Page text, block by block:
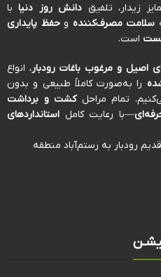
زیدار، تلفیق دانش روز دنیابا
سلامت مصرف‌کننده وحفظ پایداری
است.
اصیل و مرغوب باغات رودبار، انواع
را به‌صورت کاملاً طبیعی و بدون
تمام مراحلکشت و برداشت
—با رعایت کامل استانداردهای
– کیلومتر ۴ جاده قدیم رودبار به رستم‌آباد منطقه